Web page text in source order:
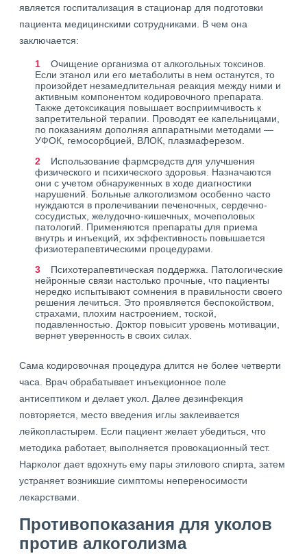
является госпитализация в стационар для подготовки
пациента медицинскими сотрудниками. В чем она
заключается:
Очищение организма от алкогольных токсинов.
Если этанол или его метаболиты в нем останутся, то
произойдет незамедлительная реакция между ними и
активным компонентом кодировочного препарата.
Также детоксикация повышает восприимчивость к
запретительной терапии. Проводят ее капельницами,
по показаниям дополняя аппаратными методами —
УФОК, гемосорбцией, ВЛОК, плазмаферезом.
Использование фармсредств для улучшения
физического и психического здоровья. Назначаются
они с учетом обнаруженных в ходе диагностики
нарушений. Больные алкоголизмом особенно часто
нуждаются в пролечивании печеночных, сердечно-
сосудистых, желудочно-кишечных, мочеполовых
патологий. Применяются препараты для приема
внутрь и инъекций, их эффективность повышается
физиотерапевтическими процедурами.
Психотерапевтическая поддержка. Патологические
нейронные связи настолько прочные, что пациенты
нередко испытывают сомнения в правильности своего
решения лечиться. Это проявляется беспокойством,
страхами, плохим настроением, тоской,
подавленностью. Доктор повысит уровень мотивации,
вернет уверенность в своих силах.
Сама кодировочная процедура длится не более четверти
часа. Врач обрабатывает инъекционное поле
антисептиком и делает укол. Далее дезинфекция
повторяется, место введения иглы заклеивается
лейкопластырем. Если пациент желает убедиться, что
методика работает, выполняется провокационный тест.
Нарколог дает вдохнуть ему пары этилового спирта, затем
устраняет возникшие симптомы непереносимости
лекарствами.
Противопоказания для уколов
против алкоголизма